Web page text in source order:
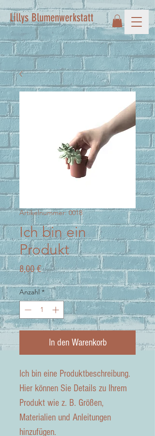
Lillys Blumenwerkstatt
Artikelnummer: 0018
Ich bin ein
Produkt
8,00 €Preis
Anzahl *
In den Warenkorb
Ich bin eine Produktbeschreibung.
Hier können Sie Details zu Ihrem
Produkt wie z. B. Größen,
Materialien und Anleitungen
hinzufügen.